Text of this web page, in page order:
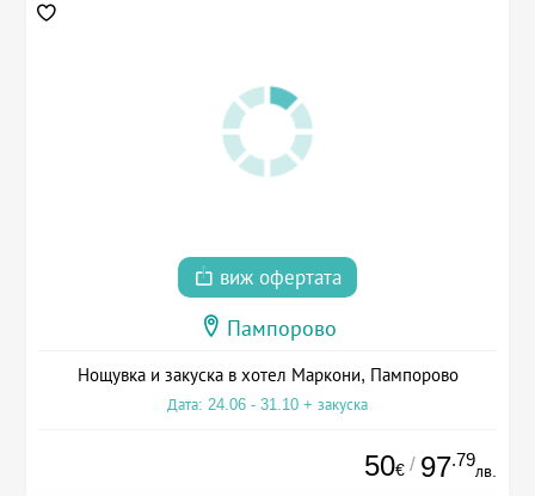
виж офертата
Пампорово
Нощувка и закуска в хотел Маркони, Пампорово
Дата: 24.06 - 31.10 + закуска
50€ / 97.79
лв.